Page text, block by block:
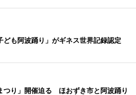
ども阿波踊り」がギネス世界記録認定
つり」開催迫る ほおずき市と阿波踊り